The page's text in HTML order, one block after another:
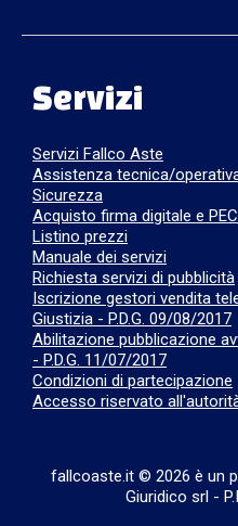
Servizi
Servizi Fallco Aste
Assistenza tecnica/
Sicurezza
Acquisto firma digitale e PEC
Listino prezzi
Manuale dei servizi
Richiesta servizi di pubblicità
Iscrizione gestori vendita
Giustizia - P.D.G. 09/08/2017
Abilitazione pubblicazione
- P.D.G. 11/07/2017
Condizioni di partecipazione
Accesso riservato
fallcoaste.it © 2026 è un
Giuridico srl -